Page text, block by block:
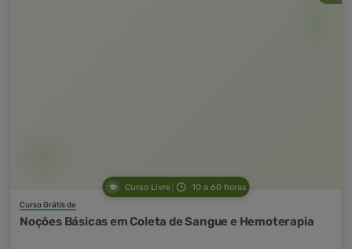
Curso Livre 10 a 60 horas
Curso Grátis de
Noções Básicas em Coleta de Sangue e Hemoterapia